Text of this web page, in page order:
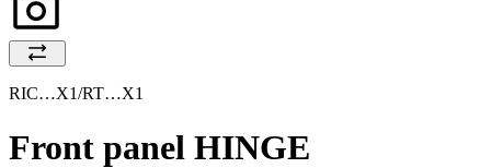
RIC…X1/RT…X1
Front panel HINGE